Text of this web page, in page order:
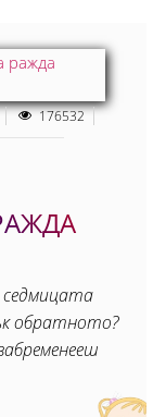
176532
седмицата
обратното?